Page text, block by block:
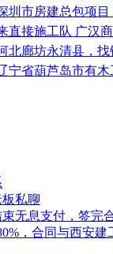
圳市房建总包项
直接施工队 广汉
北廊坊永清县，
宁省葫芦岛市有
私聊
无息支付，签完
，合同与西安